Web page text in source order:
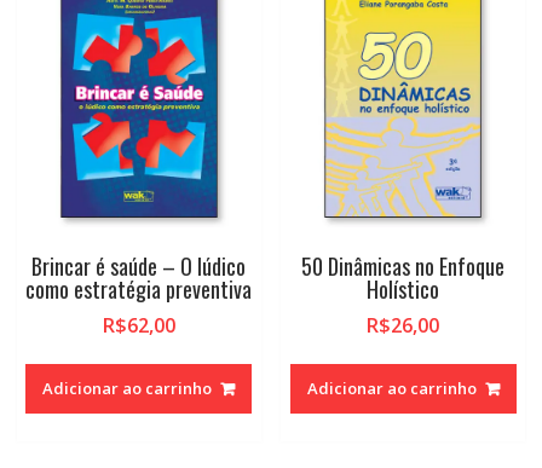
Brincar é saúde – O lúdico
como estratégia preventiva
R$62,00
Adicionar ao carrinho
50 Dinâmicas no Enfoque
Holístico
R$26,00
Adicionar ao carrinho